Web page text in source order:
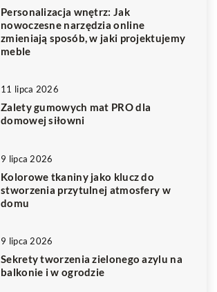
Personalizacja wnętrz: Jak
nowoczesne narzędzia online
zmieniają sposób, w jaki projektujemy
meble
11 lipca 2026
Zalety gumowych mat PRO dla
domowej siłowni
9 lipca 2026
Kolorowe tkaniny jako klucz do
stworzenia przytulnej atmosfery w
domu
9 lipca 2026
Sekrety tworzenia zielonego azylu na
balkonie i w ogrodzie